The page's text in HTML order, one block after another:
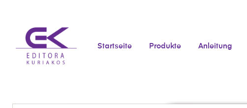
Startseite Produkte Anleitung